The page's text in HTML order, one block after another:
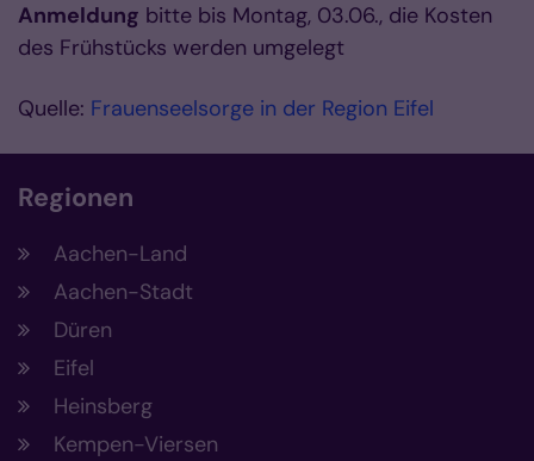
Anmeldung bitte bis Montag, 03.06., die Kosten
des Frühstücks werden umgelegt
Quelle: Frauenseelsorge in der Region Eifel
Regionen
Aachen-Land
Aachen-Stadt
Düren
Eifel
Heinsberg
Kempen-Viersen